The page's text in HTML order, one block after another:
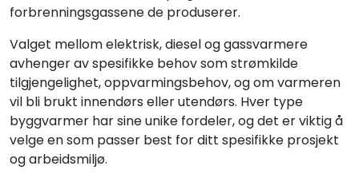
forbrenningsgassene de produserer.
Valget mellom elektrisk, diesel og gassvarmere
avhenger av spesifikke behov som strømkilde
tilgjengelighet, oppvarmingsbehov, og om varmeren
vil bli brukt innendørs eller utendørs. Hver type
byggvarmer har sine unike fordeler, og det er viktig å
velge en som passer best for ditt spesifikke prosjekt
og arbeidsmiljø.